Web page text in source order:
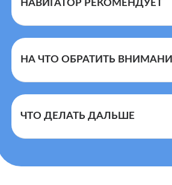
территориальной
госгарантий
НАВИГАТОР РЕКОМЕНДУЕТ
НА ЧТО ОБРАТИТЬ
ЧТО ДЕЛАТЬ ДАЛЬШЕ